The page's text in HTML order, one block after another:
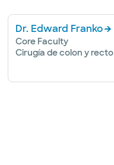
Dr. Edward Franko
Core Faculty
Cirugía de colon y recto